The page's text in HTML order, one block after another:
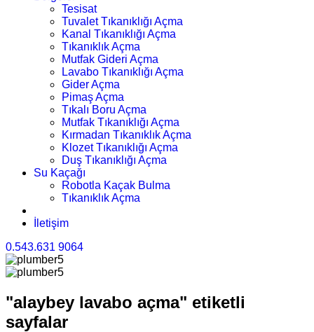
Tesisat
Tuvalet Tıkanıklığı Açma
Kanal Tıkanıklığı Açma
Tıkanıklık Açma
Mutfak Gideri Açma
Lavabo Tıkanıklığı Açma
Gider Açma
Pimaş Açma
Tıkalı Boru Açma
Mutfak Tıkanıklığı Açma
Kırmadan Tıkanıklık Açma
Klozet Tıkanıklığı Açma
Duş Tıkanıklığı Açma
Su Kaçağı
Robotla Kaçak Bulma
Tıkanıklık Açma
İletişim
0.543.631 9064
"alaybey lavabo açma" etiketli
sayfalar